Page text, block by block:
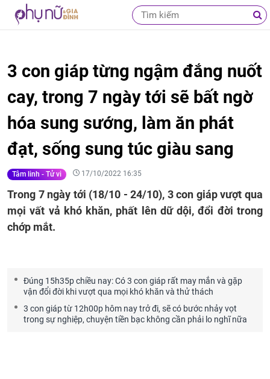
3 con giáp từng ngậm đắng nuốt
cay, trong 7 ngày tới sẽ bất ngờ
hóa sung sướng, làm ăn phát
đạt, sống sung túc giàu sang
Tâm linh - Tử vi 17/10/2022 16:35
Trong 7 ngày tới (18/10 - 24/10), 3 con giáp vượt qua
mọi vất vả khó khăn, phất lên dữ dội, đổi đời trong
chớp mắt.
Đúng 15h35p chiều nay: Có 3 con giáp rất may mắn và gặp
vận đổi đời khi vượt qua mọi khó khăn và thử thách
3 con giáp từ 12h00p hôm nay trở đi, sẽ có bước nhảy vọt
trong sự nghiệp, chuyện tiền bạc không cần phải lo nghĩ nữa